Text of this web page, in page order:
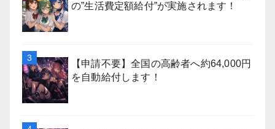
の”生活費定額給付”が実施されます！
【申請不要】全国の高齢者へ約64,000円
を自動給付します！